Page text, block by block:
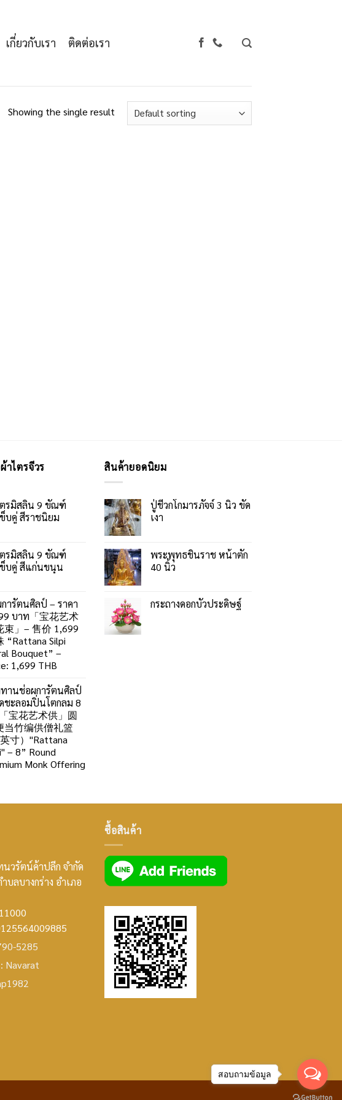
เกี่ยวกับเรา ติดต่อเรา
Showing the single result
าไตรจีวร
รมิสลิน 9 ขัณฑ์
บคู่ สีราชนิยม
รมิสลิน 9 ขัณฑ์
บคู่ สีแก่นขนุน
ารัตนศิลป์ – ราคา
บาท「宝花艺术
束」– 售价 1,699
“Rattana Silpi
Bouquet” –
1,699 THB
านช่อผการัตนศิลป์
ชะลอมปิ่นโตกลม 8
宝花艺术供」圆
当竹编供僧礼篮
英寸）"Rattana
– 8” Round
Monk Offering
สินค้ายอดนิยม
ปู่ชีวกโกมารภัจจ์ 3 นิ้ว ขัด
เงา
พระพุทธชินราช หน้าตัก
40 นิ้ว
กระถางดอกบัวประดิษฐ์
วรัตน์ค้าปลีก จำกัด
ลบางกร่าง อำเภอ
5285
Navarat
ซื้อสินค้า
สอบถามข้อมูล